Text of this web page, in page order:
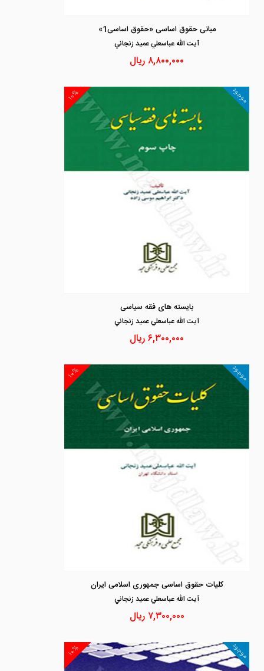
مبانی حقوق اساسی «حقوق اساسی1»
آيت الله عباسعلي عميد زنجاني
۸,۸۰۰,۰۰۰ ریال
۱۰% موجود
بایسته های فقه سیاسی
آيت الله عباسعلي عميد زنجاني
۶,۳۰۰,۰۰۰ریال
۱۰% موجود
کلیات حقوق اساسی جمهوری اسلامی ایران
آيت الله عباسعلي عميد زنجاني
۷,۳۰۰,۰۰۰ ریال
۱۰% موجود